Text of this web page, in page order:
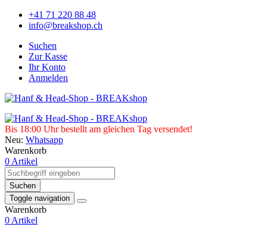
+41 71 220 88 48
info@breakshop.ch
Suchen
Zur Kasse
Ihr Konto
Anmelden
Bis 18:00 Uhr bestellt am gleichen Tag versendet!
Neu: Whatsapp
Warenkorb
0 Artikel
Suchen
Toggle navigation
Warenkorb
0 Artikel